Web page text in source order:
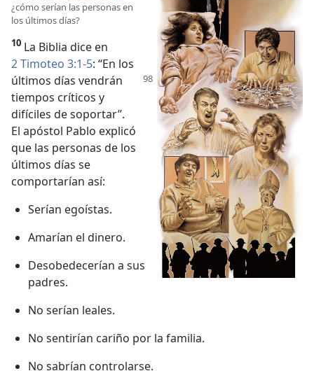
¿cómo serían las personas en
los últimos días?
10 La Biblia dice en
2 Timoteo 3:1-5: “En los
últimos días vendrán
tiempos críticos y
difíciles de soportar”.
El apóstol Pablo explicó
que las personas de los
últimos días se
comportarían así:
Serían egoístas.
Amarían el dinero.
Desobedecerían a sus
padres.
No serían leales.
No sentirían cariño por la familia.
No sabrían controlarse.